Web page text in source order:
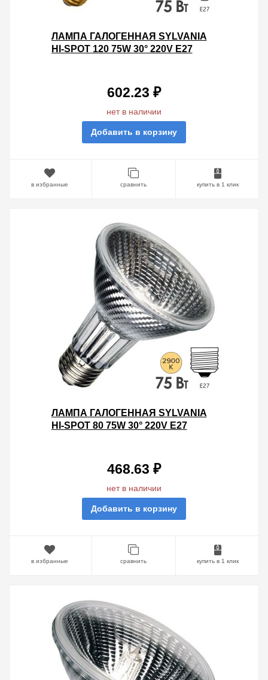
ЛАМПА ГАЛОГЕННАЯ SYLVANIA
HI-SPOT 120 75W 30° 220V E27
602.23 ₽
нет в наличии
Добавить в корзину
в избранные сравнить купить в 1 клик
ЛАМПА ГАЛОГЕННАЯ SYLVANIA
HI-SPOT 80 75W 30° 220V E27
468.63 ₽
нет в наличии
Добавить в корзину
в избранные сравнить купить в 1 клик